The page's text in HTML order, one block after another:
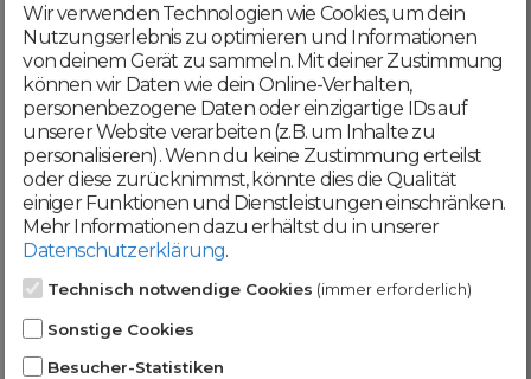
Mit deiner Registrierung bestätigst du,
dass du dieAGBund
Datenschutzerklärung akzeptierst
Weiter
Werde jetzt Teil der
DomainCatcher-
Community!
Wir verwenden Technologien wie Cookies, um dein
Nutzungserlebnis zu optimieren und Informationen
von deinem Gerät zu sammeln. Mit deiner Zustimmung
können wir Daten wie dein Online-Verhalten,
personenbezogene Daten oder einzigartige IDs auf
unserer Website verarbeiten (z.B. um Inhalte zu
personalisieren). Wenn du keine Zustimmung erteilst
oder diese zurücknimmst, könnte dies die Qualität
einiger Funktionen und Dienstleistungen einschränken.
Mehr Informationen dazu erhältst du in unserer
Datenschutzerklärung.
Technisch notwendige Cookies (immer erforderlich)
Sonstige Cookies
Besucher-Statistiken